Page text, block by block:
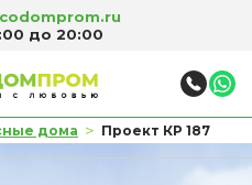
до 20:00
дома > Проект КР 187